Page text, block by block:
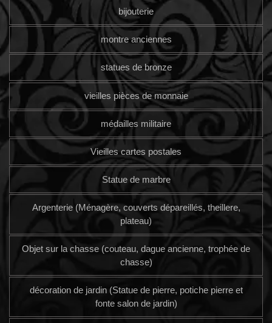
bijouterie
montre anciennes
statues de bronze
vieilles pièces de monnaie
médailles militaire
Vieilles cartes postales
Statue de marbre
Argenterie (Ménagère, couverts dépareillés, theillere,
plateau)
Objet sur la chasse (couteau, dague ancienne, trophée de
chasse)
décoration de jardin (Statue de pierre, potiche pierre et
fonte salon de jardin)